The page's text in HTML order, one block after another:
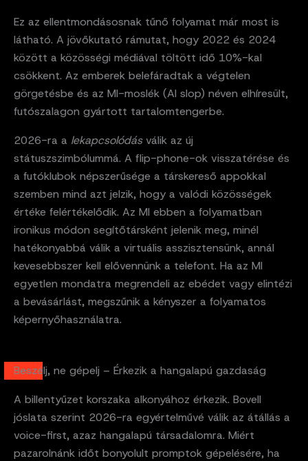
Ez az ellentmondásosnak tűnő folyamat már most is
látható. A jövőkutató rámutat, hogy 2022 és 2024
között a közösségi médiával töltött idő 10%-kal
csökkent. Az emberek belefáradtak a végtelen
görgetésbe és az MI-moslék (AI slop) néven elhíresült,
futószalagon gyártott tartalomtengerbe.
2026-ra a lekapcsolódásválik az új
státuszszimbólummá. A flip-phone-ok visszatérése és
a futóklubok népszerűsége a társkereső appokkal
szemben mind azt jelzik, hogy a valódi közösségek
értéke felértékelődik. Az MI ebben a folyamatban
ironikus módon segítőtársként jelenik meg, minél
hatékonyabbá válik a virtuális asszisztensünk, annál
kevesebbszer kell elővennünk a telefont. Ha az MI
egyetlen mondatra megrendeli az ebédet vagy elintézi
a bevásárlást, megszűnik a kényszer a folyamatos
képernyőhasználatra.
Beszélj, ne gépelj – Érkezik a hangalapú gazdaság
A billentyűzet korszaka alkonyához érkezik. Bovell
jóslata szerint 2026-ra egyértelművé válik az átállás a
voice-first, azaz hangalapú társadalomra. Miért
pazarolnánk időt bonyolult promptok gépelésére, ha